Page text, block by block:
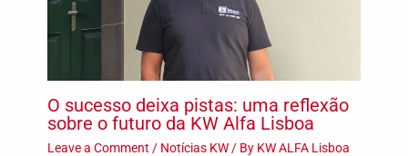
O sucesso deixa pistas: uma reflexão
sobre o futuro da KW Alfa Lisboa
Leave a Comment / Notícias KW/ By KW ALFA Lisboa